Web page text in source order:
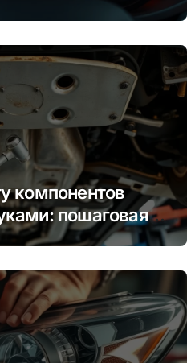
компонентов
пошаговая
Octavia и